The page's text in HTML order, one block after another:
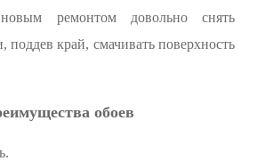
ремонтом довольно снять
поддев край, смачивать поверхность
обоев